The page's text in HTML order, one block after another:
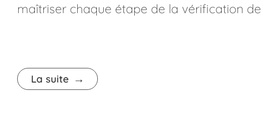
maîtriser chaque étape de la vérification de
La suite